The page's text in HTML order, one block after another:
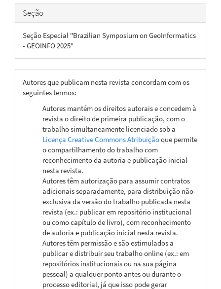
Seção
Seção Especial "Brazilian Symposium on GeoInformatics
- GEOINFO 2025"
Autores que publicam nesta revista concordam com os
seguintes termos:
Autores mantém os direitos autorais e concedem à
revista o direito de primeira publicação, com o
trabalho simultaneamente licenciado sob a
Licença Creative Commons Atribuiçãoque permite
o compartilhamento do trabalho com
reconhecimento da autoria e publicação inicial
nesta revista.
Autores têm autorização para assumir contratos
adicionais separadamente, para distribuição não-
exclusiva da versão do trabalho publicada nesta
revista (ex.: publicar em repositório institucional
ou como capítulo de livro), com reconhecimento
de autoria e publicação inicial nesta revista.
Autores têm permissão e são estimulados a
publicar e distribuir seu trabalho online (ex.: em
repositórios institucionais ou na sua página
pessoal) a qualquer ponto antes ou durante o
processo editorial, já que isso pode gerar